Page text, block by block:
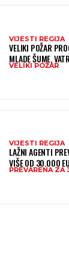
VIJESTI REGIJA
VELIKI POŽAR
MLADE ŠUME,
DO JOŠ VEĆE
VELIKI POŽAR
VIJESTI REGIJA
LAŽNI AGENTI
VIŠE OD 30.000
TRAGA ZA
PREVARENA ZA